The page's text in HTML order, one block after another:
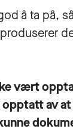
å ta på,
vært
av